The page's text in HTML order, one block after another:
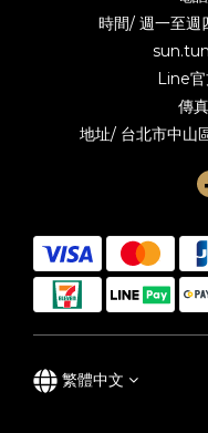
時間/ 週一至
Line
傳
地址/ 台北市中山
繁體中文